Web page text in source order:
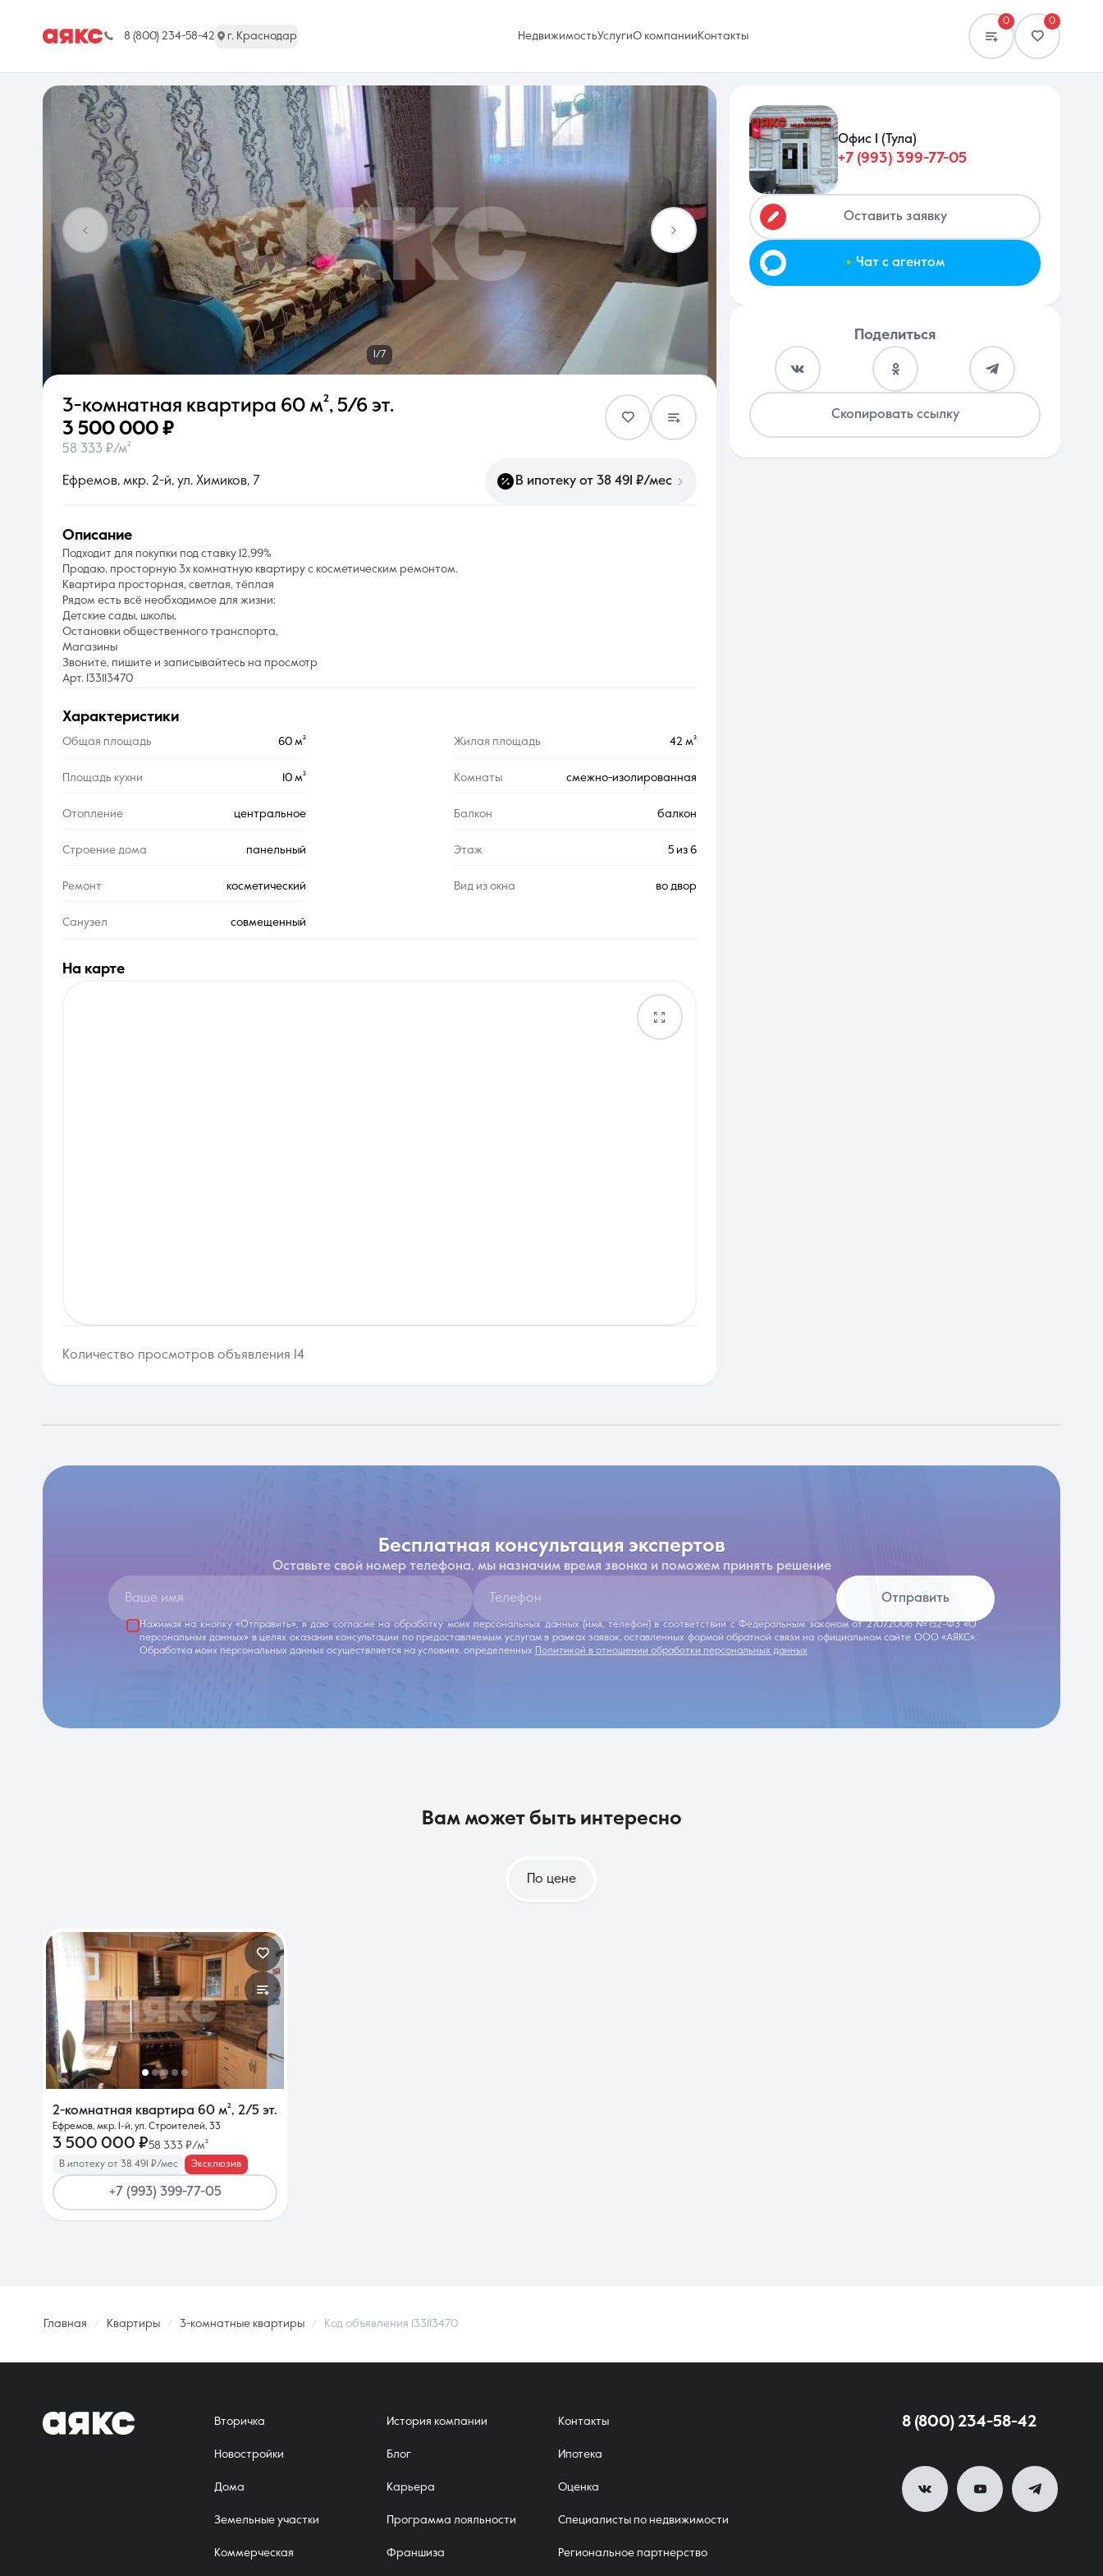
8 (800) 234-58-42 г. Краснодар НедвижимостьУслугиО компании Контакты
0 0
г. Краснодар Сравнение
Недвижимость Услуги
О компании Контакты
1/7
3-комнатная квартира 60 м², 5/6 эт.
3 500 000 ₽
58 333 ₽/м²
Ефремов, мкр. 2-й, ул. Химиков, 7 В ипотеку от 38 491 ₽/мес
характеристики
Общая площадь 60 м² Жилая площадь 42 м²
Площадь кухни 10 м² Комнаты смежно-изолированная
Отопление центральное Балкон балкон
Строение дома панельный Этаж 5 из 6
Ремонт косметический Вид из окна во двор
Санузел совмещенный
описание
Подходит для покупки под ставку 12,99%
Продаю, просторную 3х комнатную квартиру с косметическим ремонтом.
Квартира просторная, светлая, тёплая
Рядом есть всё необходимое для жизни:
Детские сады, школы,
Остановки общественного транспорта,
Магазины
Звоните, пишите и записывайтесь на просмотр
Арт. 133113470
на карте
Количество просмотров объявления 14
Офис 1 (Тула)
+7 (993) 399-77-05
Оставить заявку
. Чат с агентом
Поделиться
Скопировать ссылку
бесплатная консультация экспертов
Оставьте свой номер телефона, мы назначим время звонка и поможем принять решение
Ваше имя Телефон Отправить
Нажимая на кнопку «Отправить», я даю согласие на обработку моих персональных данных (имя, телефон) в соответствии с Федеральным законом от 27.07.2006 №152-ФЗ «О
персональных данных» в целях оказания консультации по предоставляемым услугам в рамках заявок, оставленных формой обратной связи на официальном сайте ООО «АЯКС».
Обработка моих персональных данных осуществляется на условиях, определенных Политикой в отношении обработки персональных данных
вам может быть интересно
По цене
2-комнатная квартира 60 м², 2/5 эт.
Ефремов, мкр. 1-й, ул. Строителей, 33
3 500 000 ₽58 333 ₽/м²
В ипотеку от 38 491 ₽/мес Эксклюзив
+7 (993) 399-77-05
Главная Квартиры 3-комнатные квартиры Код объявления 133113470
Вторичка
Новостройки
Дома
Земельные участки
Коммерческая
История компании
Блог
Карьера
Программа лояльности
Франшиза
Контакты
Ипотека
Оценка
Специалисты по недвижимости
Региональное партнерство
8 (800) 234-58-42